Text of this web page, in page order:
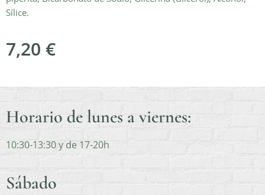
Sílice.
7,20 €
Horario de lunes a viernes:
10:30-13:30 y de 17-20h
Sábado